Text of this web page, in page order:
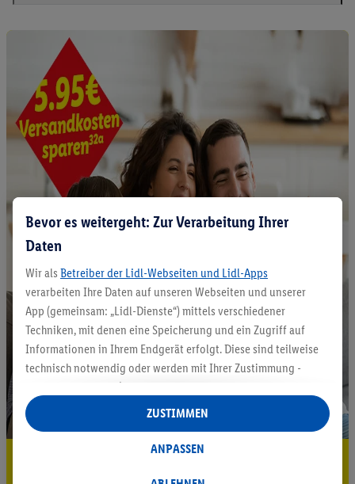
Bevor es weitergeht: Zur Verarbeitung Ihrer
Daten
Wir als Betreiber der Lidl-Webseiten und Lidl-Apps
verarbeiten Ihre Daten auf unseren Webseiten und unserer
App (gemeinsam: „Lidl-Dienste“) mittels verschiedener
Techniken, mit denen eine Speicherung und ein Zugriff auf
Informationen in Ihrem Endgerät erfolgt. Diese sind teilweise
technisch notwendig oder werden mit Ihrer Zustimmung -
auch durch Partner (u.a.
Verantwortliche; im Zusammenhang mit dem IAB TCF
insgesamt
Statistik-Erstellung oder für personalisierte Werbung
ANPASSEN
ZUSTIMMEN